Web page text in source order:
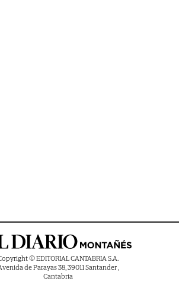
© EDITORIAL CANTABRIA S.A.
de Parayas 38, 39011 Santander ,
Cantabria